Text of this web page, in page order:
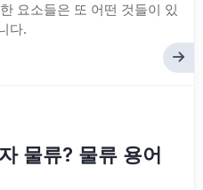
요소들은 또 어떤 것들이 있
다.
물류? 물류 용어